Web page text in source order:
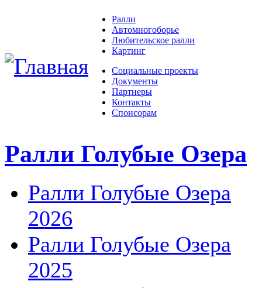
Ралли
Автомногоборье
Любительское ралли
Картинг
Социальные проекты
Документы
Партнеры
Контакты
Спонсорам
Ралли Голубые Озера
Ралли Голубые Озера
2026
Ралли Голубые Озера
2025